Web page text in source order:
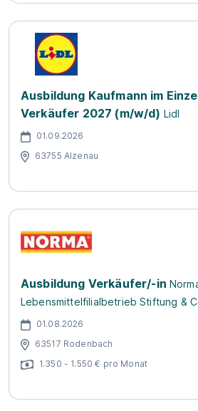
Ausbildung Kaufmann im
Verkäufer 2027 (m/w/d) Lidl
01.09.2026
63755 Alzenau
Ausbildung Verkäufer/-in
Lebensmittelfilialbetrieb Stiftung &
01.08.2026
63517 Rodenbach
1.350 - 1.550 € pro Monat